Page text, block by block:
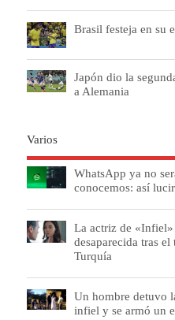
Brasil festeja en su
Japón dio la
a Alemania
Varios
WhatsApp ya no
conocemos: así
La actriz de «Infiel»
desaparecida tras el
Turquía
Un hombre detuvo
infiel y se armó un